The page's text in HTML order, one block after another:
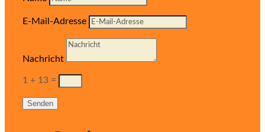
E-Mail-Adresse
Nachricht
1 + 13 =
Senden